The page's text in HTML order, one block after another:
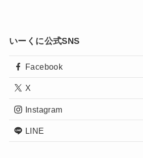
いーくに公式SNS
Facebook
X
Instagram
LINE